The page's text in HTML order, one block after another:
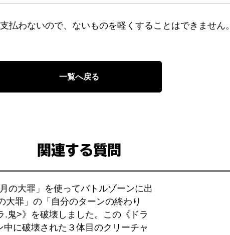
払わないので、ないものを軽くすることはできません。
一覧へ戻る
関連する質問
の大罪」を使ってバトルゾーンに出
大罪」の「自分のターンの終わり
鬼>》を破壊しました。この《ドラ
に破壊された３体目のクリーチャ